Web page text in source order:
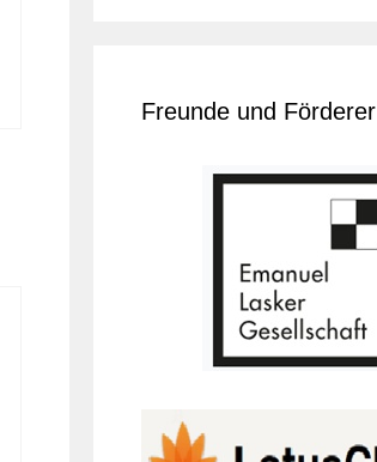
Freunde und Förderer